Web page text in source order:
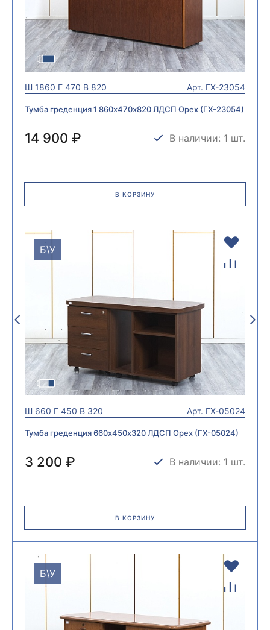
Ш 1860 Г 470 В 820 Арт. ГХ-23054
Тумба греденция 1 860х470х820 ЛДСП Орех (ГХ-23054)
14 900 ₽ В наличии: 1 шт.
В КОРЗИНУ
Б\У
Ш 660 Г 450 В 320 Арт. ГХ-05024
Тумба греденция 660х450х320 ЛДСП Орех (ГХ-05024)
3 200 ₽ В наличии: 1 шт.
В КОРЗИНУ
Б\У